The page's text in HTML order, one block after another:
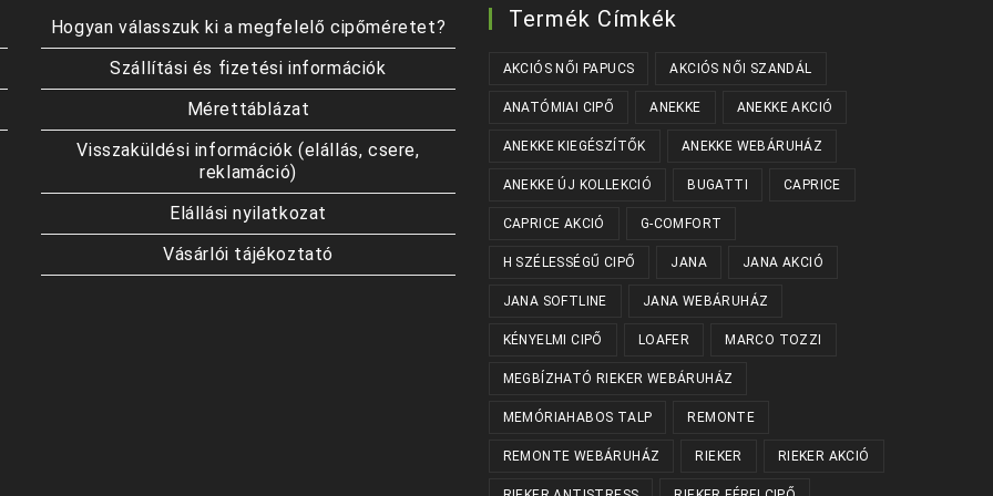
Hogyan válasszuk ki a megfelelő cipőméretet?
Szállítási és fizetési információk
Mérettáblázat
Visszaküldési információk (elállás, csere,
reklamáció)
Elállási nyilatkozat
Vásárlói tájékoztató
Termék Címkék
AKCIÓS NŐI PAPUCS AKCIÓS NŐI SZANDÁL
ANATÓMIAI CIPŐ ANEKKE ANEKKE AKCIÓ
ANEKKE KIEGÉSZÍTŐK ANEKKE WEBÁRUHÁZ
ANEKKE ÚJ KOLLEKCIÓ BUGATTI CAPRICE
CAPRICE AKCIÓ G-COMFORT
H SZÉLESSÉGŰ CIPŐ JANA JANA AKCIÓ
JANA SOFTLINE JANA WEBÁRUHÁZ
KÉNYELMI CIPŐ LOAFER MARCO TOZZI
MEGBÍZHATÓ RIEKER WEBÁRUHÁZ
MEMÓRIAHABOS TALP REMONTE
REMONTE WEBÁRUHÁZ RIEKER RIEKER AKCIÓ